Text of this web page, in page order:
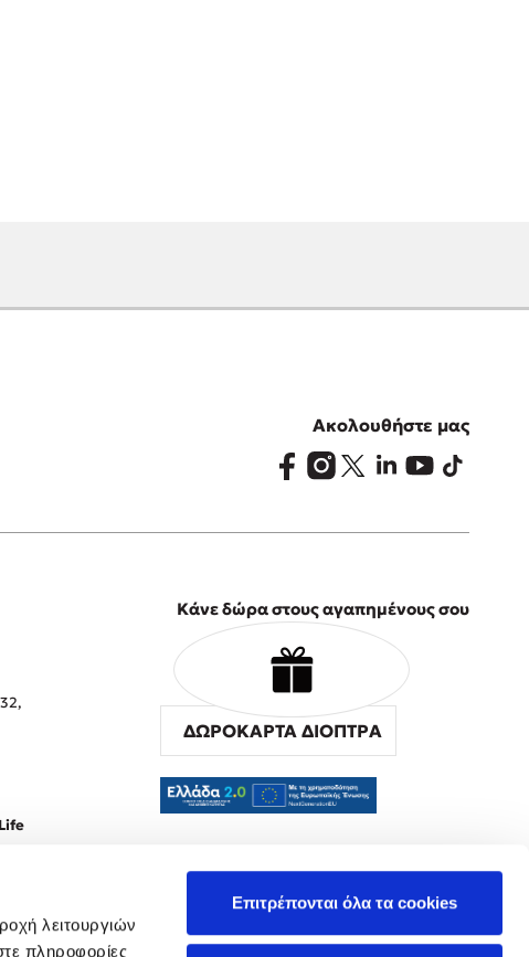
λειτουργιών
πληροφορίες
Επιτρέπονται όλα τα cookies
Ακολουθήστε μας
Κάνε δώρα στους αγαπημένους σου
ΔΩΡΟΚΑΡΤΑ ΔΙΟΠΤΡΑ